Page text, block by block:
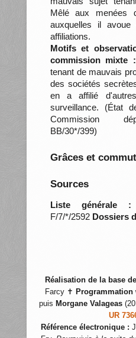
Mêlé aux menées
auxquelles il
affiliations.
Motifs et
commission mixte :
tenant de mauvais
des sociétés
en a affilié
surveillance. (État
Commission
BB/30*/399)
Grâces et
Sources
Liste générale :
F/7/*/2592 Dossiers
Réalisation de la base
Farcy ✝ Programmation
puis Morgane Valageas
UR
Référence électronique :